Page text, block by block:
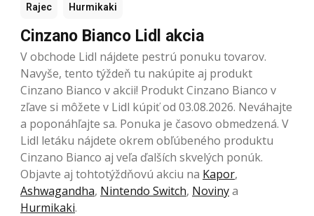
Rajec Hurmikaki
Cinzano Bianco Lidl akcia
V obchode Lidl nájdete pestrú ponuku tovarov.
Navyše, tento týždeň tu nakúpite aj produkt
Cinzano Bianco v akcii! Produkt Cinzano Bianco v
zľave si môžete v Lidl kúpiť od 03.08.2026. Neváhajte
a poponáhľajte sa. Ponuka je časovo obmedzená. V
Lidl letáku nájdete okrem obľúbeného produktu
Cinzano Bianco aj veľa ďalších skvelých ponúk.
Objavte aj tohtotýždňovú akciu na Kapor,
Ashwagandha, Nintendo Switch, Novinya
Hurmikaki.